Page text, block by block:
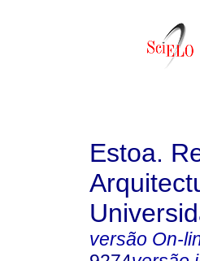
Estoa.
versão On-